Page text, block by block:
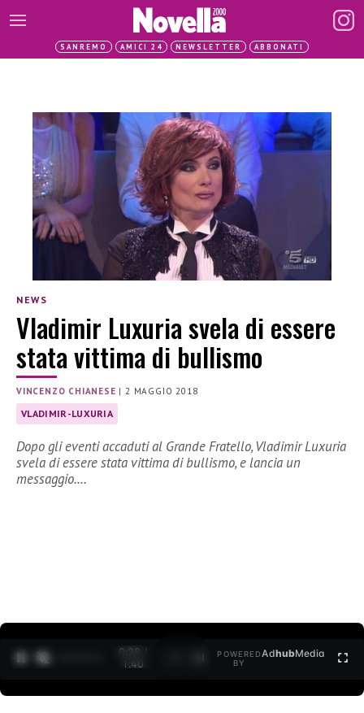
SANREMO AMICI 24 NEWSLETTER ABBONATI
NEWS
Vladimir Luxuria svela di essere
stata vittima di bullismo
VINCENZO CHIANESE |2 MAGGIO 2018
VLADIMIR-LUXURIA
Dopo gli eventi accaduti al Grande Fratello, Vladimir Luxuria
svela di essere stata vittima di bullismo, e lancia un
messaggio.…
0:30 /
1:40
POWERED
BY
AdhubMedia